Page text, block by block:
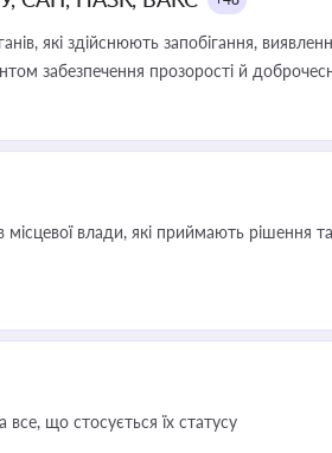
які здійснюють запобігання,
забезпечення прозорості й
місцевої влади, які приймають рішення
що стосується їх статусу